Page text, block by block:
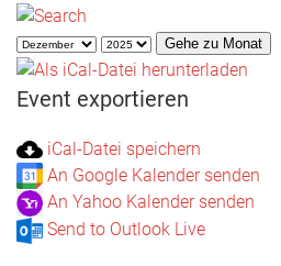
Gehe zu Monat
Event exportieren
iCal-Datei speichern
An Google Kalender senden
An Yahoo Kalender senden
Send to Outlook Live